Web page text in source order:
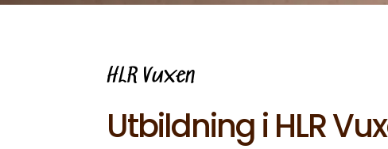
HLR Vuxen
Utbildning i HLR